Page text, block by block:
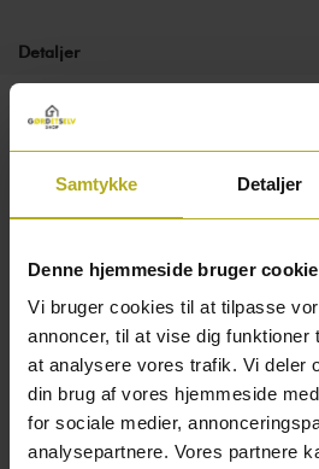
Samtykke Detaljer
Denne hjemmeside bruger
Vi bruger cookies til at tilpasse
annoncer, til at vise dig funktioner
at analysere vores trafik. Vi deler
din brug af vores hjemmeside
for sociale medier,
analysepartnere. Vores partnere
Detaljer
Home>It 3-knager i satin
Denne knagerække fra
og den passer derfor ind de
Knagerækken har derfor et flot
Knagerækken har tre separate
monteret på en skinne.